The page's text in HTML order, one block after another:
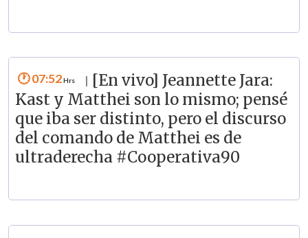
07:52
[En vivo] Jeannette Jara:
Kast y Matthei son lo mismo; pensé
que iba ser distinto, pero el discurso
del comando de Matthei es de
ultraderecha #Cooperativa90